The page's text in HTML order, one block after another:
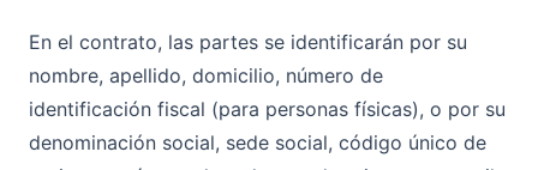
En el contrato, las partes se identificarán por su
nombre, apellido, domicilio, número de
identificación fiscal (para personas físicas), o por su
denominación social, sede social, código único de